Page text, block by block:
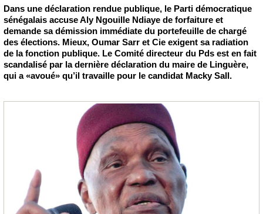
Dans une déclaration rendue publique, le Parti démocratique
sénégalais accuse Aly Ngouille Ndiaye de forfaiture et
demande sa démission immédiate du portefeuille de chargé
des élections. Mieux, Oumar Sarr et Cie exigent sa radiation
de la fonction publique. Le Comité directeur du Pds est en fait
scandalisé par la dernière déclaration du maire de Linguère,
qui a «avoué» qu’il travaille pour le candidat Macky Sall.